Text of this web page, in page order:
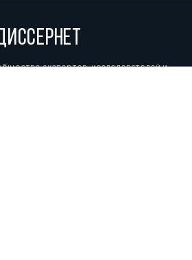
экспертов, исследователей и